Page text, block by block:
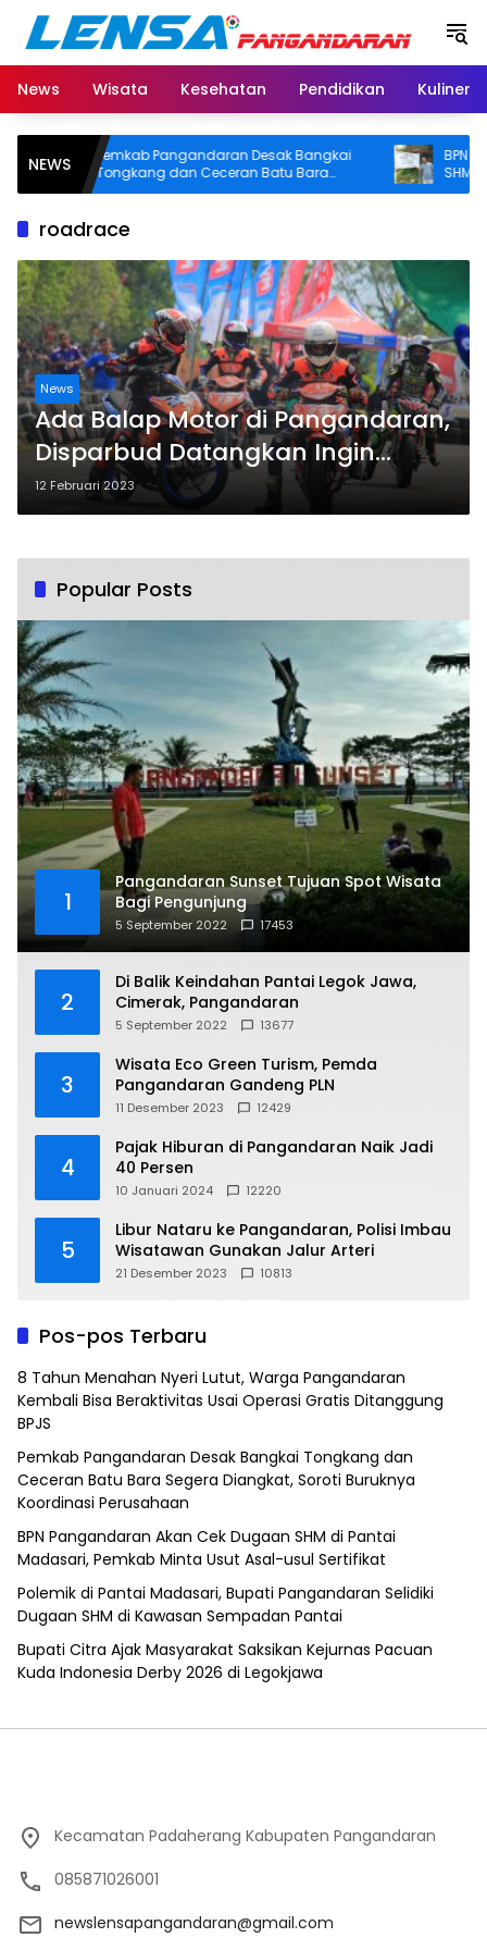
Langsung
konten
News
Wisata Kesehatan Pendidikan Kuliner
NEWSPemkab Pangandaran Desak Bangkai
Tongkang dan Ceceran Batu Bara
Segera Diangkat, Soroti Buruknya
BPN
SHM di
Usut Asal-
roadrace
News
Ada Balap Motor di Pangandaran,
Disparbud Datangkan Ingin
Someone else’s Sebanyak
Banyaknya
12 Februari 2023
Popular Posts
1
Pangandaran Sunset Tujuan Spot Wisata
Bagi Pengunjung
5 September 2022 17453
2
Di Balik Keindahan Pantai Legok Jawa,
Cimerak, Pangandaran
5 September 2022 13677
3
Wisata Eco Green Turism, Pemda
Pangandaran Gandeng PLN
11 Desember 2023 12429
4
Pajak Hiburan di Pangandaran Naik Jadi
40 Persen
10 Januari 2024 12220
5
Libur Nataru ke Pangandaran, Polisi Imbau
Wisatawan Gunakan Jalur Arteri
21 Desember 2023 10813
Pos-pos Terbaru
8 Tahun Menahan Nyeri Lutut, Warga Pangandaran
Kembali Bisa Beraktivitas Usai Operasi Gratis Ditanggung
BPJS
Pemkab Pangandaran Desak Bangkai Tongkang dan
Ceceran Batu Bara Segera Diangkat, Soroti Buruknya
Koordinasi Perusahaan
BPN Pangandaran Akan Cek Dugaan SHM di Pantai
Madasari, Pemkab Minta Usut Asal-usul Sertifikat
Polemik di Pantai Madasari, Bupati Pangandaran Selidiki
Dugaan SHM di Kawasan Sempadan Pantai
Bupati Citra Ajak Masyarakat Saksikan Kejurnas Pacuan
Kuda Indonesia Derby 2026 di Legokjawa
Kecamatan Padaherang Kabupaten Pangandaran
085871026001
newslensapangandaran@gmail.com